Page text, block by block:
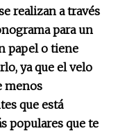
realizan a través
para un
papel o tiene
ya que el velo
menos
que está
populares que te